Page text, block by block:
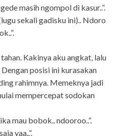
masih ngompol di kasur..”.
sekali gadisku ini).. Ndoro
Kakinya aku angkat, lalu
posisi ini kurasakan
rahimnya. Memeknya jadi
mempercepat sodokan
mau bobok.. ndooroo..”.
yaa..”.